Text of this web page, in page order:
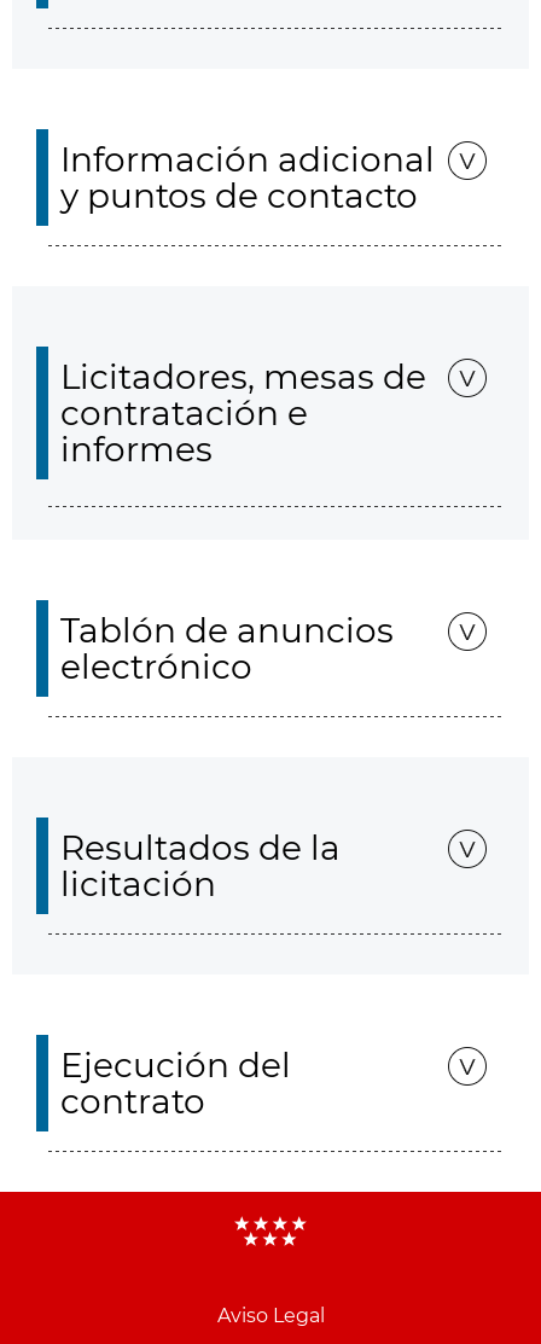
Información adicional
y puntos de contacto
Licitadores, mesas de
contratación e
informes
Tablón de anuncios
electrónico
Resultados de la
licitación
Ejecución del
contrato
Aviso Legal